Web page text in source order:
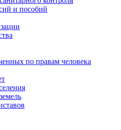
и пособий
по правам человека